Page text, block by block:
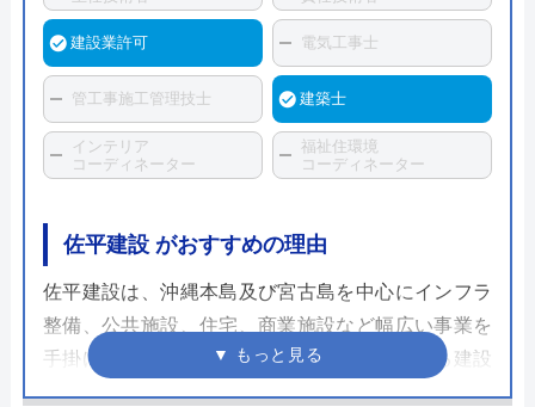
建設業許可 電気工事士
管工事施工管理技士 建築士
インテリア
コーディネーター
福祉住環境
コーディネーター
佐平建設 がおすすめの理由
佐平建設は、沖縄本島及び宮古島を中心にインフラ
整備、公共施設、住宅、商業施設など幅広い事業を
手掛け、地域の発展に貢献してきた実績がある建設
会社です。住宅リフォームも得意としており、トイ